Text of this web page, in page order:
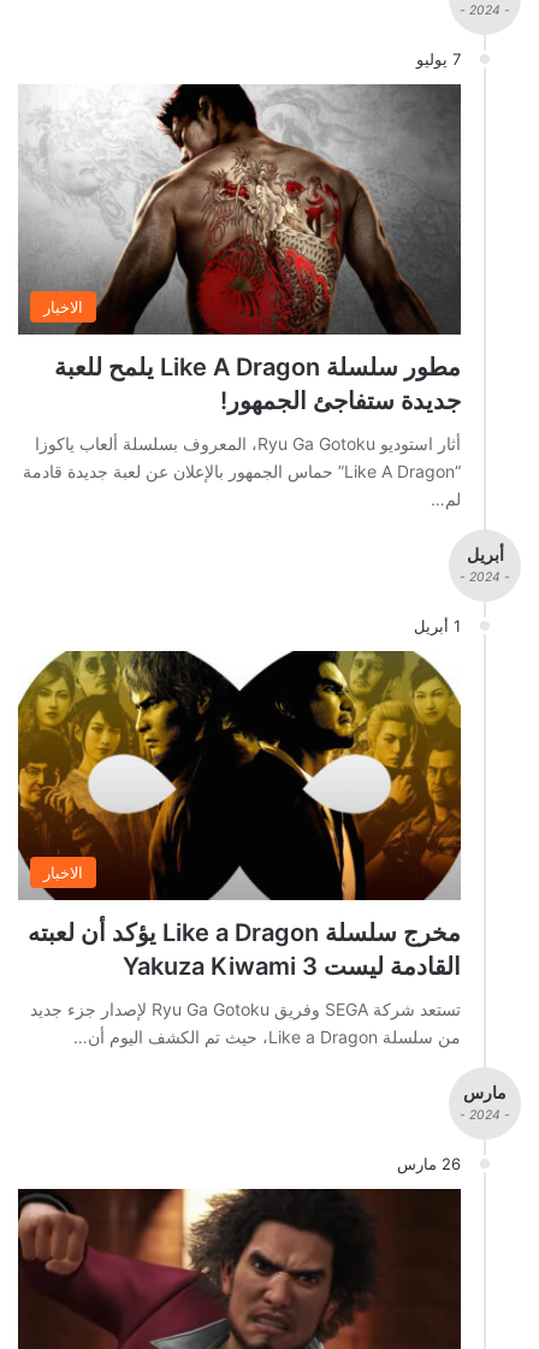
- 2024 -
7 يوليو
الاخبار
مطور سلسلة Like A Dragon يلمح للعبة
جديدة ستفاجئ الجمهور!
أثار استوديو Ryu Ga Gotoku، المعروف بسلسلة ألعاب ياكوزا
“Like A Dragon” حماس الجمهور بالإعلان عن لعبة جديدة قادمة
لم…
أبريل
- 2024 -
1 أبريل
الاخبار
مخرج سلسلة Like a Dragon يؤكد أن لعبته
القادمة ليست Yakuza Kiwami 3
تستعد شركة SEGA وفريق Ryu Ga Gotoku لإصدار جزء جديد
من سلسلة Like a Dragon، حيث تم الكشف اليوم أن…
مارس
- 2024 -
26 مارس